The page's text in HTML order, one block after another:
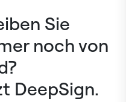
Sie
noch von
DeepSign.